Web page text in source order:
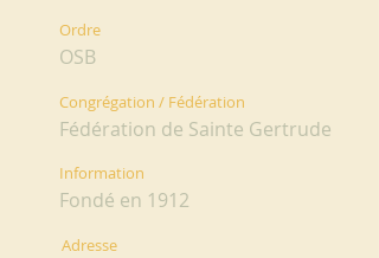
Ordre
OSB
Congrégation / Fédération
Fédération de Sainte Gertrude
Information
Fondé en 1912
Adresse